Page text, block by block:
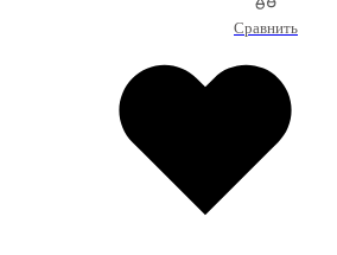
Сравнить